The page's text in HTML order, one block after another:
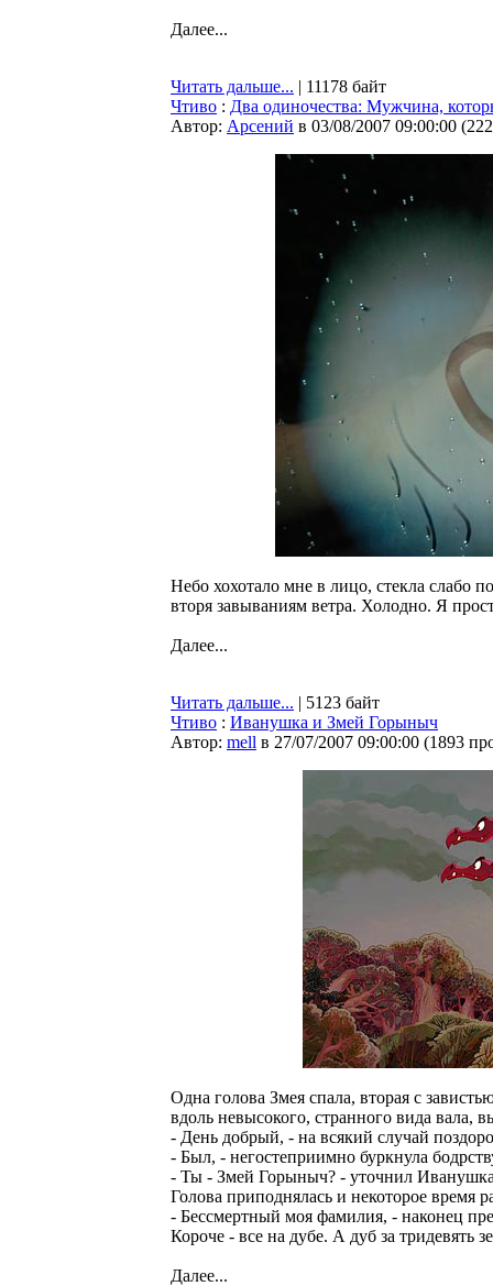
Далее...
Читать дальше... | 11178 байт
Чтиво : Два одиночества: Мужчина,
Автор: Арсений в 03/08/2007 09:00:00 (
Небо хохотало мне в лицо, стекла слабо
вторя завываниям ветра. Холодно. Я
Далее...
Читать дальше... | 5123 байт
Чтиво : Иванушка и Змей Горыныч
Автор: mell в 27/07/2007 09:00:00 (1893
Одна голова Змея спала, вторая с
вдоль невысокого, странного вида вала,
- День добрый, - на всякий случай
- Был, - негостеприимно буркнула
- Ты - Змей Горыныч? - уточнил
Голова приподнялась и некоторое время
- Бессмертный моя фамилия, - наконец
Короче - все на дубе. А дуб за тридевять
Далее...